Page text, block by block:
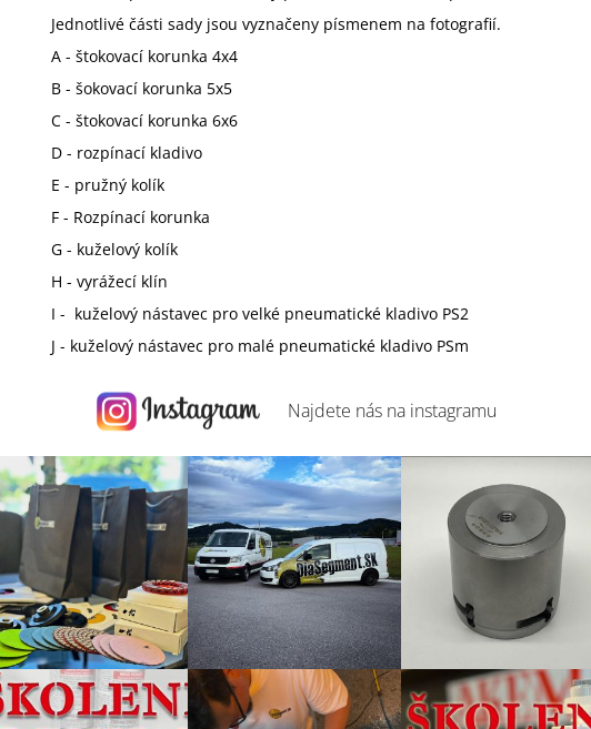
Jednotlivé části sady jsou vyznačeny písmenem na fotografií.
A - štokovací korunka 4x4
B - šokovací korunka 5x5
C - štokovací korunka 6x6
D - rozpínací kladivo
E - pružný kolík
F - Rozpínací korunka
G - kuželový kolík
H - vyrážecí klín
I - kuželový nástavec pro velké pneumatické kladivo PS2
J - kuželový nástavec pro malé pneumatické kladivo PSm
Najdete nás na instagramu